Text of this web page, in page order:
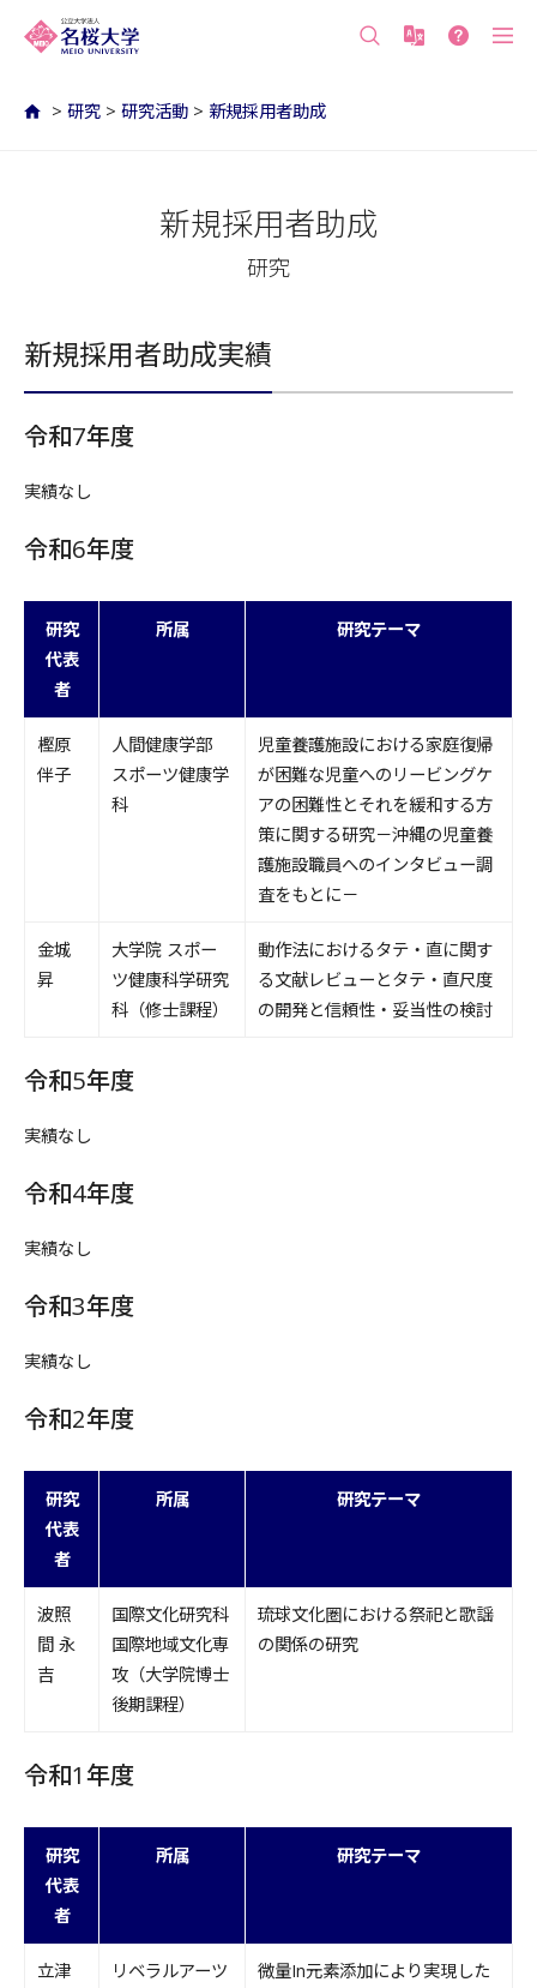
> 研究 > 研究活動 > 新規採用者助成
新規採用者助成
研究
新規採用者助成実績
令和7年度
実績なし
令和6年度
研究
代表
者
所属 研究テーマ
樫原
伴子
人間健康学部
スポーツ健康学
科
児童養護施設における家庭復帰
が困難な児童へのリービングケ
アの困難性とそれを緩和する方
策に関する研究－沖縄の児童養
護施設職員へのインタビュー調
査をもとに－
金城
昇
大学院 スポー
ツ健康科学研究
科（修士課程）
動作法におけるタテ・直に関す
る文献レビューとタテ・直尺度
の開発と信頼性・妥当性の検討
令和5年度
実績なし
令和4年度
実績なし
令和3年度
実績なし
令和2年度
研究
代表
者
所属 研究テーマ
波照
間 永
吉
国際文化研究科
国際地域文化専
攻（大学院博士
後期課程）
琉球文化圏における祭祀と歌謡
の関係の研究
令和1年度
研究
代表
者
所属 研究テーマ
立津
リベラルアーツ
微量In元素添加により実現した